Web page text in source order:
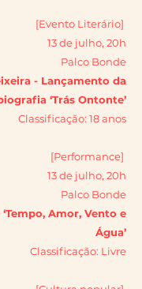
[Evento Literário]
13 de julho, 20h
Palco Bonde
- Lançamento da
‘Trás Ontonte’
Classificação: 18 anos
[Performance]
13 de julho, 20h
Palco Bonde
Amor, Vento e
Água’
Classificação: Livre